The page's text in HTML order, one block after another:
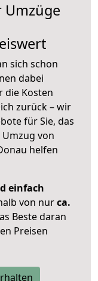
sich schon
dabei
die Kosten
zurück – wir
für Sie, das
von
helfen
einfach
von nurca.
Beste daran
Preisen